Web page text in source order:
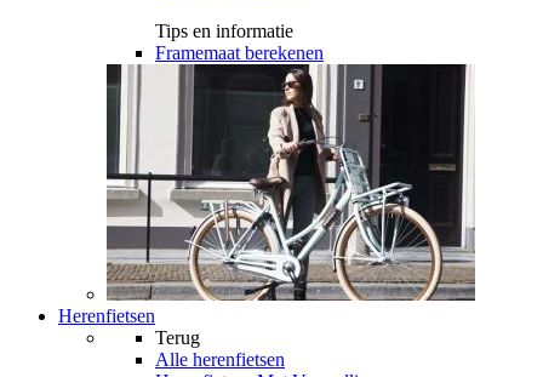
Tips en informatie
Framemaat berekenen
Herenfietsen
Terug
Alle herenfietsen